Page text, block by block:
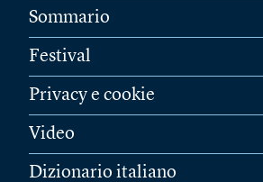
Sommario
Festival
Privacy e cookie
Video
Dizionario italiano